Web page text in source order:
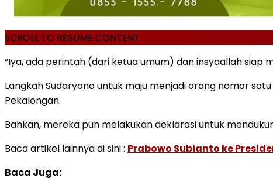
SCROLL TO RESUME CONTENT
“Iya, ada perintah (dari ketua umum) dan insyaallah siap
Langkah Sudaryono untuk maju menjadi orang nomor
Pekalongan.
Bahkan, mereka pun melakukan deklarasi untuk
Baca artikel lainnya di sini : Prabowo Subianto ke
Baca Juga: